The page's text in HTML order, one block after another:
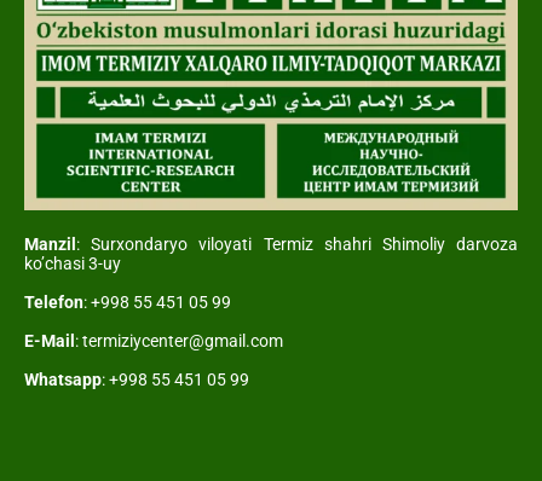
Manzil : Surxondaryo viloyati Termiz shahri Shimoliy darvoza
ko’chasi 3-uy
Telefon: +998 55 451 05 99
E-Mail : termiziycenter@gmail.com
Whatsapp: +998 55 451 05 99